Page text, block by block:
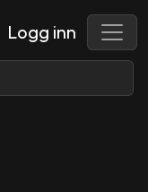
Logg inn